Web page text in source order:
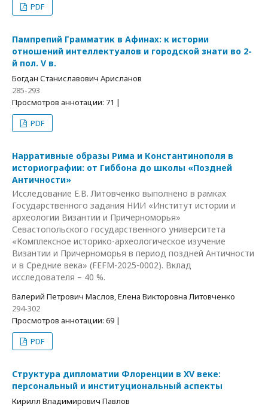
PDF
Пампрепий Грамматик в Афинах: к истории
отношений интеллектуалов и городской знати во 2-
й пол. V в.
Богдан Станиславович Арисланов
285-293
Просмотров аннотации: 71 |
PDF
Нарративные образы Рима и Константинополя в
историографии: от Гиббона до школы «Поздней
Античности»
Исследование Е.В. Литовченко выполнено в рамках
Государственного задания НИИ «Институт истории и
археологии Византии и Причерноморья»
Севастопольского государственного университета
«Комплексное историко-археологическое изучение
Византии и Причерноморья в период поздней Античности
и в Средние века» (FEFM-2025-0002). Вклад
исследователя – 40 %.
Валерий Петрович Маслов, Елена Викторовна Литовченко
294-302
Просмотров аннотации: 69 |
PDF
Структура дипломатии Флоренции в XV веке:
персональный и институциональный аспекты
Кирилл Владимирович Павлов